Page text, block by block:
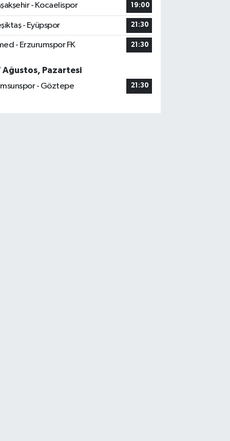
- Kocaelispor
19:00
- Eyüpspor 21:30
- Erzurumspor FK 21:30
Ağustos, Pazartesi
- Göztepe
21:30